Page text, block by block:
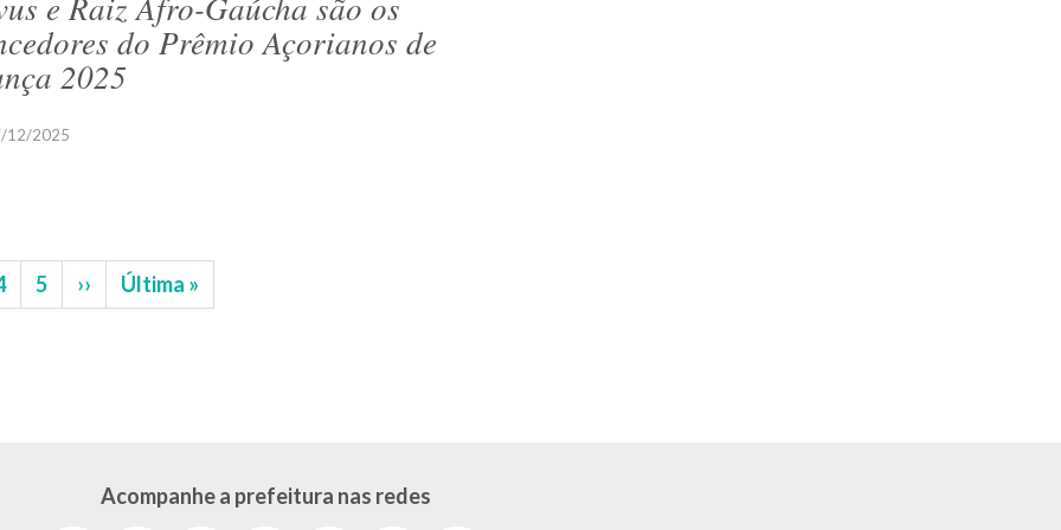
do Prêmio Açorianos de
2025
12/2025
Página
5
Próxima
página
››
Última
página
Última »
Acompanhe a prefeitura nas redes